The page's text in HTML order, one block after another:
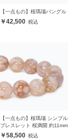
【一点もの】桜瑪瑙バングル
42,500
【一点もの】桜瑪瑙 シンプル
ブレスレット 桜満開 約11mm
58,500